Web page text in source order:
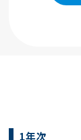
1年次